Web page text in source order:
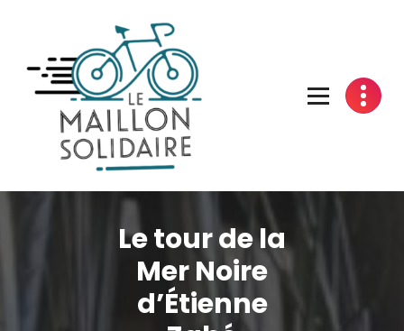
Le tour de la
Mer Noire
d’Étienne